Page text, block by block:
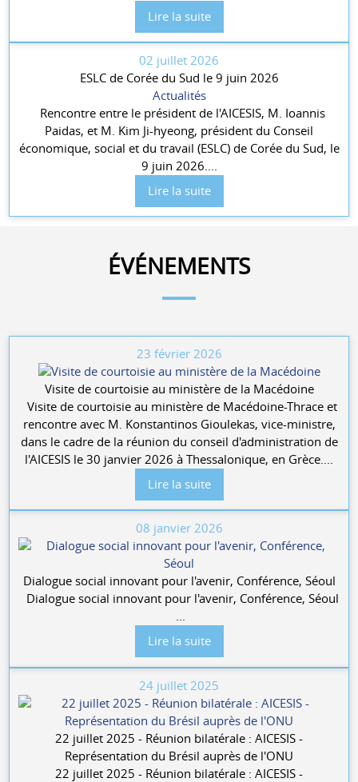
Lire la suite
02 juillet 2026
ESLC de Corée du Sud le 9 juin 2026
Actualités
Rencontre entre le président de l'AICESIS, M. Ioannis
Paidas, et M. Kim Ji-hyeong, président du Conseil
économique, social et du travail (ESLC) de Corée du Sud, le
9 juin 2026....
Lire la suite
ÉVÉNEMENTS
23 février 2026
Visite de courtoisie au ministère de la Macédoine
Visite de courtoisie au ministère de Macédoine-Thrace et
rencontre avec M. Konstantinos Gioulekas, vice-ministre,
dans le cadre de la réunion du conseil d'administration de
l'AICESIS le 30 janvier 2026 à Thessalonique, en Grèce....
Lire la suite
08 janvier 2026
Dialogue social innovant pour l'avenir, Conférence, Séoul
Dialogue social innovant pour l'avenir, Conférence, Séoul
...
Lire la suite
24 juillet 2025
22 juillet 2025 - Réunion bilatérale : AICESIS -
Représentation du Brésil auprès de l'ONU
22 juillet 2025 - Réunion bilatérale : AICESIS -